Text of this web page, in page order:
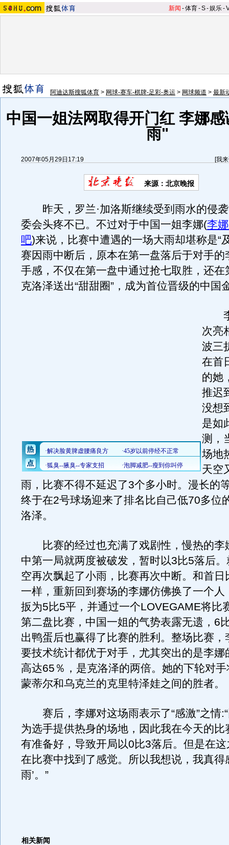
新闻 -体育-S-娱乐-
阿迪达斯搜狐体育 > 网球-赛车-棋牌-足彩-奥运 > 网球频道 > 最新
中国一姐法网取得开门红 李娜
雨"
2007年05月29日17:19 [我
来源：北京晚报
昨天，罗兰·加洛斯继续受到雨水的侵袭
委会头疼不已。不过对于中国一姐李娜(李
吧)来说，比赛中遭遇的一场大雨却堪称是“
赛因雨中断后，原本在第一盘落后于对手的
手感，不仅在第一盘中通过抢七取胜，还在
克洛泽送出“甜甜圈”，成为首位晋级的中国
李
次亮
波三
在首
的她
推迟
没想
是如
测，
场地
天空
雨，比赛不得不延迟了3个多小时。漫长的
终于在2号球场迎来了排名比自己低70多位
洛泽。
比赛的经过也充满了戏剧性，慢热的李
中第一局就两度被破发，暂时以3比5落后
空再次飘起了小雨，比赛再次中断。和首日
一样，重新回到赛场的李娜仿佛换了一个人
扳为5比5平，并通过一个LOVEGAME将比
第二盘比赛，中国一姐的气势表露无遗，6
出鸭蛋后也赢得了比赛的胜利。整场比赛，
要技术统计都优于对手，尤其突出的是李娜
高达65％，是克洛泽的两倍。她的下轮对
蒙蒂尔和乌克兰的克里特泽娃之间的胜者。
赛后，李娜对这场雨表示了“感激”之情
为选手提供热身的场地，因此我在今天的比
有准备好，导致开局以0比3落后。但是在
在比赛中找到了感觉。所以我想说，我真得
雨’。”
相关新闻